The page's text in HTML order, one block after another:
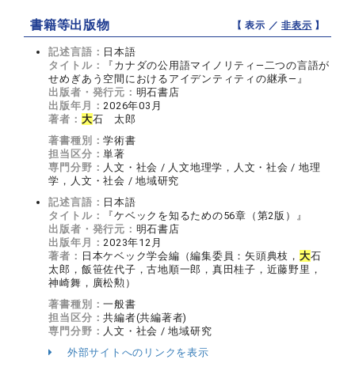
書籍等出版物 【 表示 ／非表示 】
記述言語： 日本語
タイトル：
『カナダの公用語マイノリティ―二つの言語が
せめぎあう空間におけるアイデンティティの継承―』
出版者・発行元： 明石書店
出版年月：2026年03月
著者： 大石 太郎
著書種別：学術書
担当区分：単著
専門分野： 人文・社会 / 人文地理学，人文・社会 / 地理
学，人文・社会 / 地域研究
記述言語： 日本語
タイトル：
『ケベックを知るための56章（第2版）』
出版者・発行元： 明石書店
出版年月：2023年12月
著者： 日本ケベック学会編（編集委員：矢頭典枝， 大石
太郎，飯笹佐代子，古地順一郎，真田桂子，近藤野里，
神崎舞，廣松勲）
著書種別：一般書
担当区分：共編者(共編著者)
専門分野： 人文・社会 / 地域研究
外部サイトへのリンクを表示